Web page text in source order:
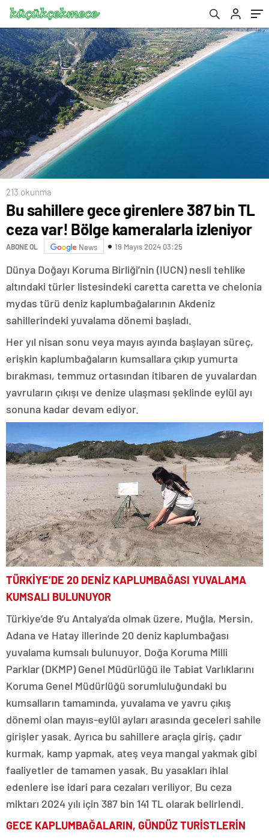
213 okunma
Bu sahillere gece girenlere 387 bin TL
ceza var! Bölge kameralarla izleniyor
ABONE OL News 19 Mayıs 2024 03:25
Dünya Doğayı Koruma Birliği’nin (IUCN) nesli tehlike
altındaki türler listesindeki caretta caretta ve chelonia
mydas türü deniz kaplumbağalarının Akdeniz
sahillerindeki yuvalama dönemi başladı.
Her yıl nisan sonu veya mayıs ayında başlayan süreç,
erişkin kaplumbağaların kumsallara çıkıp yumurta
bırakması, temmuz ortasından itibaren de yuvalardan
yavruların çıkışı ve denize ulaşması şeklinde eylül ayı
sonuna kadar devam ediyor.
TÜRKİYE’DE 20 DENİZ KAPLUMBAĞASI YUVALAMA
KUMSALI BULUNUYOR
Türkiye’de 9’u Antalya’da olmak üzere, Muğla, Mersin,
Adana ve Hatay illerinde 20 deniz kaplumbağası
yuvalama kumsalı bulunuyor. Doğa Koruma Milli
Parklar (DKMP) Genel Müdürlüğü ile Tabiat Varlıklarını
Koruma Genel Müdürlüğü sorumluluğundaki bu
kumsalların tamamında, yuvalama ve yavru çıkış
dönemi olan mayıs-eylül ayları arasında geceleri sahile
girişler yasak. Ayrıca bu sahillere araçla giriş, çadır
kurmak, kamp yapmak, ateş veya mangal yakmak gibi
faaliyetler de tamamen yasak. Bu yasakları ihlal
edenlere ise idari para cezaları veriliyor. Bu ceza
miktarı 2024 yılı için 387 bin 141 TL olarak belirlendi.
GECE KAPLUMBAĞALARIN, GÜNDÜZ TURİSTLERİN